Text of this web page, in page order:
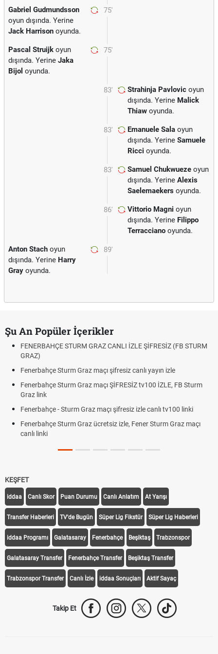
75'
Gabriel Gudmundsson
oyun dışında. Yerine
Jack Harrison oyunda.
75'
Pascal Struijk oyun
dışında. Yerine Jaka
Bijol oyunda.
83' Strahinja Pavlovic oyun
dışında. Yerine Malick
Thiaw oyunda.
83' Emanuele Sala oyun
dışında. Yerine Samuele
Ricci oyunda.
83' Samuel Chukwueze oyun
dışında. Yerine Alexis
Saelemaekers oyunda.
86' Vittorio Magni oyun
dışında. Yerine Filippo
Terracciano oyunda.
89'
Anton Stach oyun
dışında. Yerine Harry
Gray oyunda.
Şu An Popüler İçerikler
FENERBAHÇE STURM GRAZ CANLI İZLE ŞİFRESİZ (FB STURM
GRAZ)
Fenerbahçe Sturm Graz maçı şifresiz canlı yayın izle
Fenerbahçe Sturm Graz maçı ŞİFRESİZ tv100 İZLE, FB Sturm
Graz link
Fenerbahçe - Sturm Graz maçı şifresiz izle canlı tv100 linki
Fenerbahçe Sturm Graz ücretsiz izle, Fener Sturm Graz maçı
canlı linki
KEŞFET
iddaa Canlı Skor Puan Durumu Canlı Anlatım At Yarışı
Transfer Haberleri TV'de Bugün Süper Lig Fikstür Süper Lig Haberleri
iddaa Programı Galatasaray Fenerbahçe Beşiktaş Trabzonspor
Galatasaray Transfer Fenerbahçe Transfer Beşiktaş Transfer
Trabzonspor Transfer Canlı İzle iddaa Sonuçları Aktif Sayaç
Takip Et